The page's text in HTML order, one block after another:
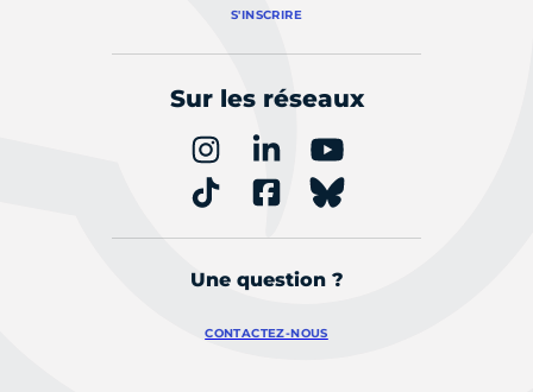
S'INSCRIRE
Sur les réseaux
Une question ?
CONTACTEZ-NOUS